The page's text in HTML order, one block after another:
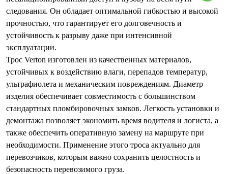
следования. Он обладает оптимальной гибкостью и высокой
прочностью, что гарантирует его долговечность и
устойчивость к разрыву даже при интенсивной
эксплуатации.
Трос Verton изготовлен из качественных материалов,
устойчивых к воздействию влаги, перепадов температур,
ультрафиолета и механическим повреждениям. Диаметр
изделия обеспечивает совместимость с большинством
стандартных пломбировочных замков. Легкость установки и
демонтажа позволяет экономить время водителя и логиста, а
также обеспечить оперативную замену на маршруте при
необходимости. Применение этого троса актуально для
перевозчиков, которым важно сохранить целостность и
безопасность перевозимого груза.